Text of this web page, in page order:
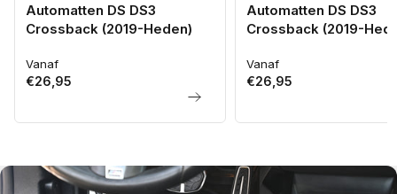
Automatten DS DS3
Crossback (2019-Heden)
Normale
prijs
Vanaf
€26,95
Automatten DS DS3
Crossback (2019-
Normale
prijs
Vanaf
€26,95